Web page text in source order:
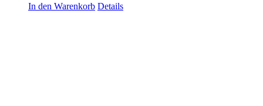
In den Warenkorb Details